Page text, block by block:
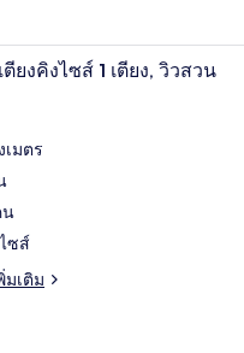
, ผ้าม่านกันแสง, ห้องเก็บเสียง
ห้องดีลักซ์, เตี
ยงคิงไซส์ 1 เตียง, วิวสวน
เมตร
น
ซส์
มเติม